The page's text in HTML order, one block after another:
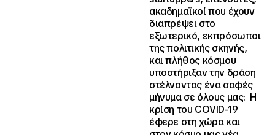
ακαδημαϊκοί που έχουν
διαπρέψει στο
εξωτερικό, εκπρόσωποι
της πολιτικής σκηνής,
και πλήθος κόσμου
υποστήριξαν την δράση
στέλνοντας ένα σαφές
μήνυμα σε όλους μας: Η
κρίση του COVID-19
έφερε στη χώρα και